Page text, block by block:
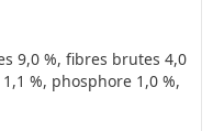
9,0 %, fibres brutes 4,0
%, phosphore 1,0 %,